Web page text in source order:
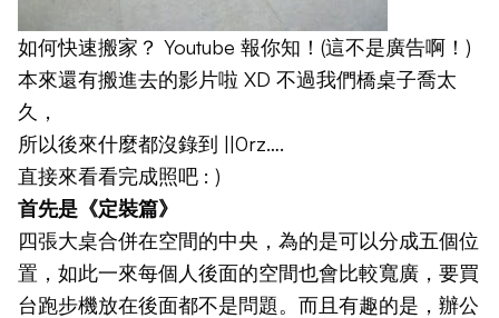
如何快速搬家？ Youtube 報你知！(這不是廣告啊！)
本來還有搬進去的影片啦 XD 不過我們橋桌子喬太
久，
所以後來什麼都沒錄到 ||0rz….
直接來看看完成照吧 : )
首先是《定裝篇》
四張大桌合併在空間的中央，為的是可以分成五個位
置，如此一來每個人後面的空間也會比較寬廣，要買
台跑步機放在後面都不是問題。而且有趣的是，辦公